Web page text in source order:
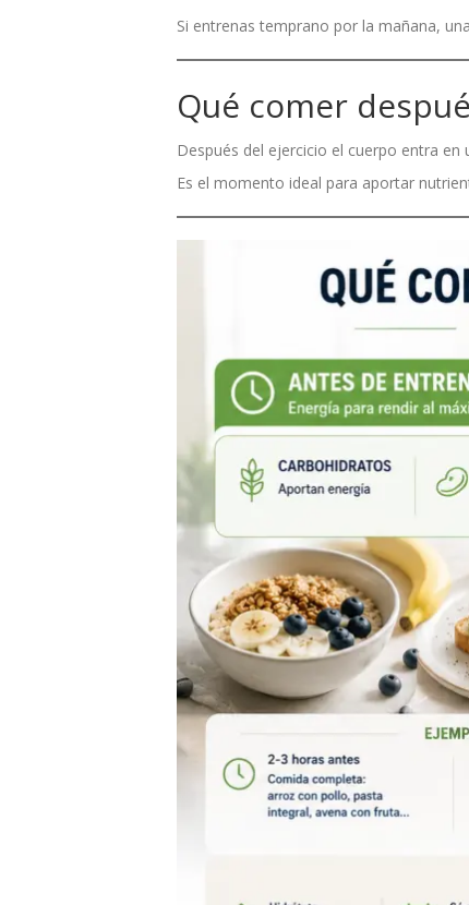
Si entrenas temprano por la mañana,
Qué comer
Después del ejercicio el cuerpo entra en
Es el momento ideal para aportar